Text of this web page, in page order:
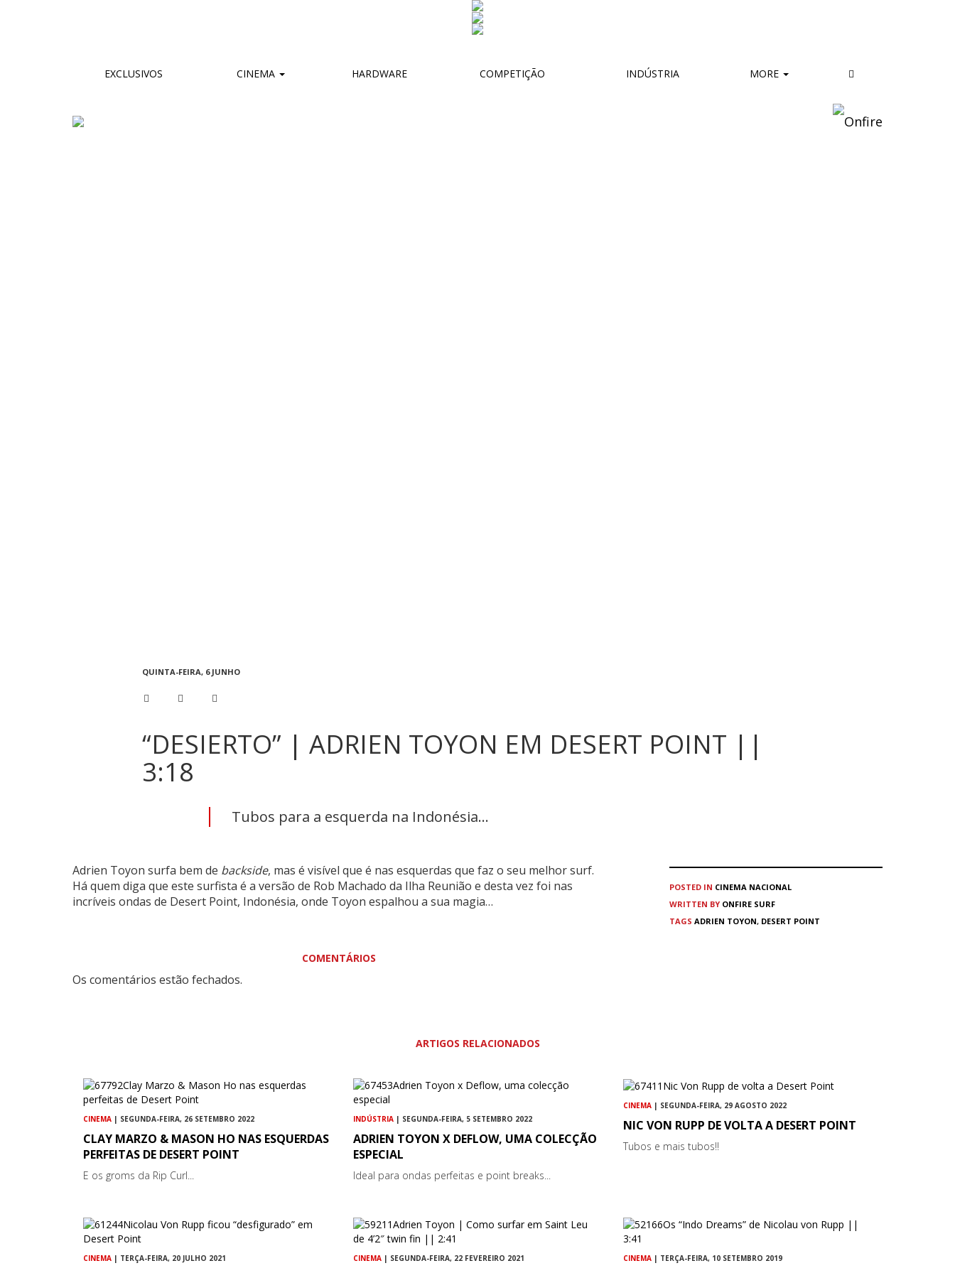
EXCLUSIVOS CINEMA HARDWARE COMPETIÇÃO INDÚSTRIA MORE
QUINTA-FEIRA, 6 JUNHO
“DESIERTO” | ADRIEN TOYON EM DESERT POINT ||
3:18
Tubos para a esquerda na Indonésia...
Adrien Toyon surfa bem de backside, mas é visível que é nas esquerdas que faz o seu melhor surf.
Há quem diga que este surfista é a versão de Rob Machado da Ilha Reunião e desta vez foi nas
incríveis ondas de Desert Point, Indonésia, onde Toyon espalhou a sua magia…
COMENTÁRIOS
Os comentários estão fechados.
POSTED IN CINEMA NACIONAL
WRITTEN BY ONFIRE SURF
TAGS ADRIEN TOYON, DESERT POINT
ARTIGOS RELACIONADOS
CINEMA | SEGUNDA-FEIRA, 26 SETEMBRO 2022
CLAY MARZO & MASON HO NAS ESQUERDAS
PERFEITAS DE DESERT POINT
E os groms da Rip Curl...
INDÚSTRIA | SEGUNDA-FEIRA, 5 SETEMBRO 2022
ADRIEN TOYON X DEFLOW, UMA COLECÇÃO
ESPECIAL
Ideal para ondas perfeitas e point breaks...
CINEMA | SEGUNDA-FEIRA, 29 AGOSTO 2022
NIC VON RUPP DE VOLTA A DESERT POINT
Tubos e mais tubos!!
CINEMA | TERÇA-FEIRA, 20 JULHO 2021 CINEMA | SEGUNDA-FEIRA, 22 FEVEREIRO 2021 CINEMA | TERÇA-FEIRA, 10 SETEMBRO 2019